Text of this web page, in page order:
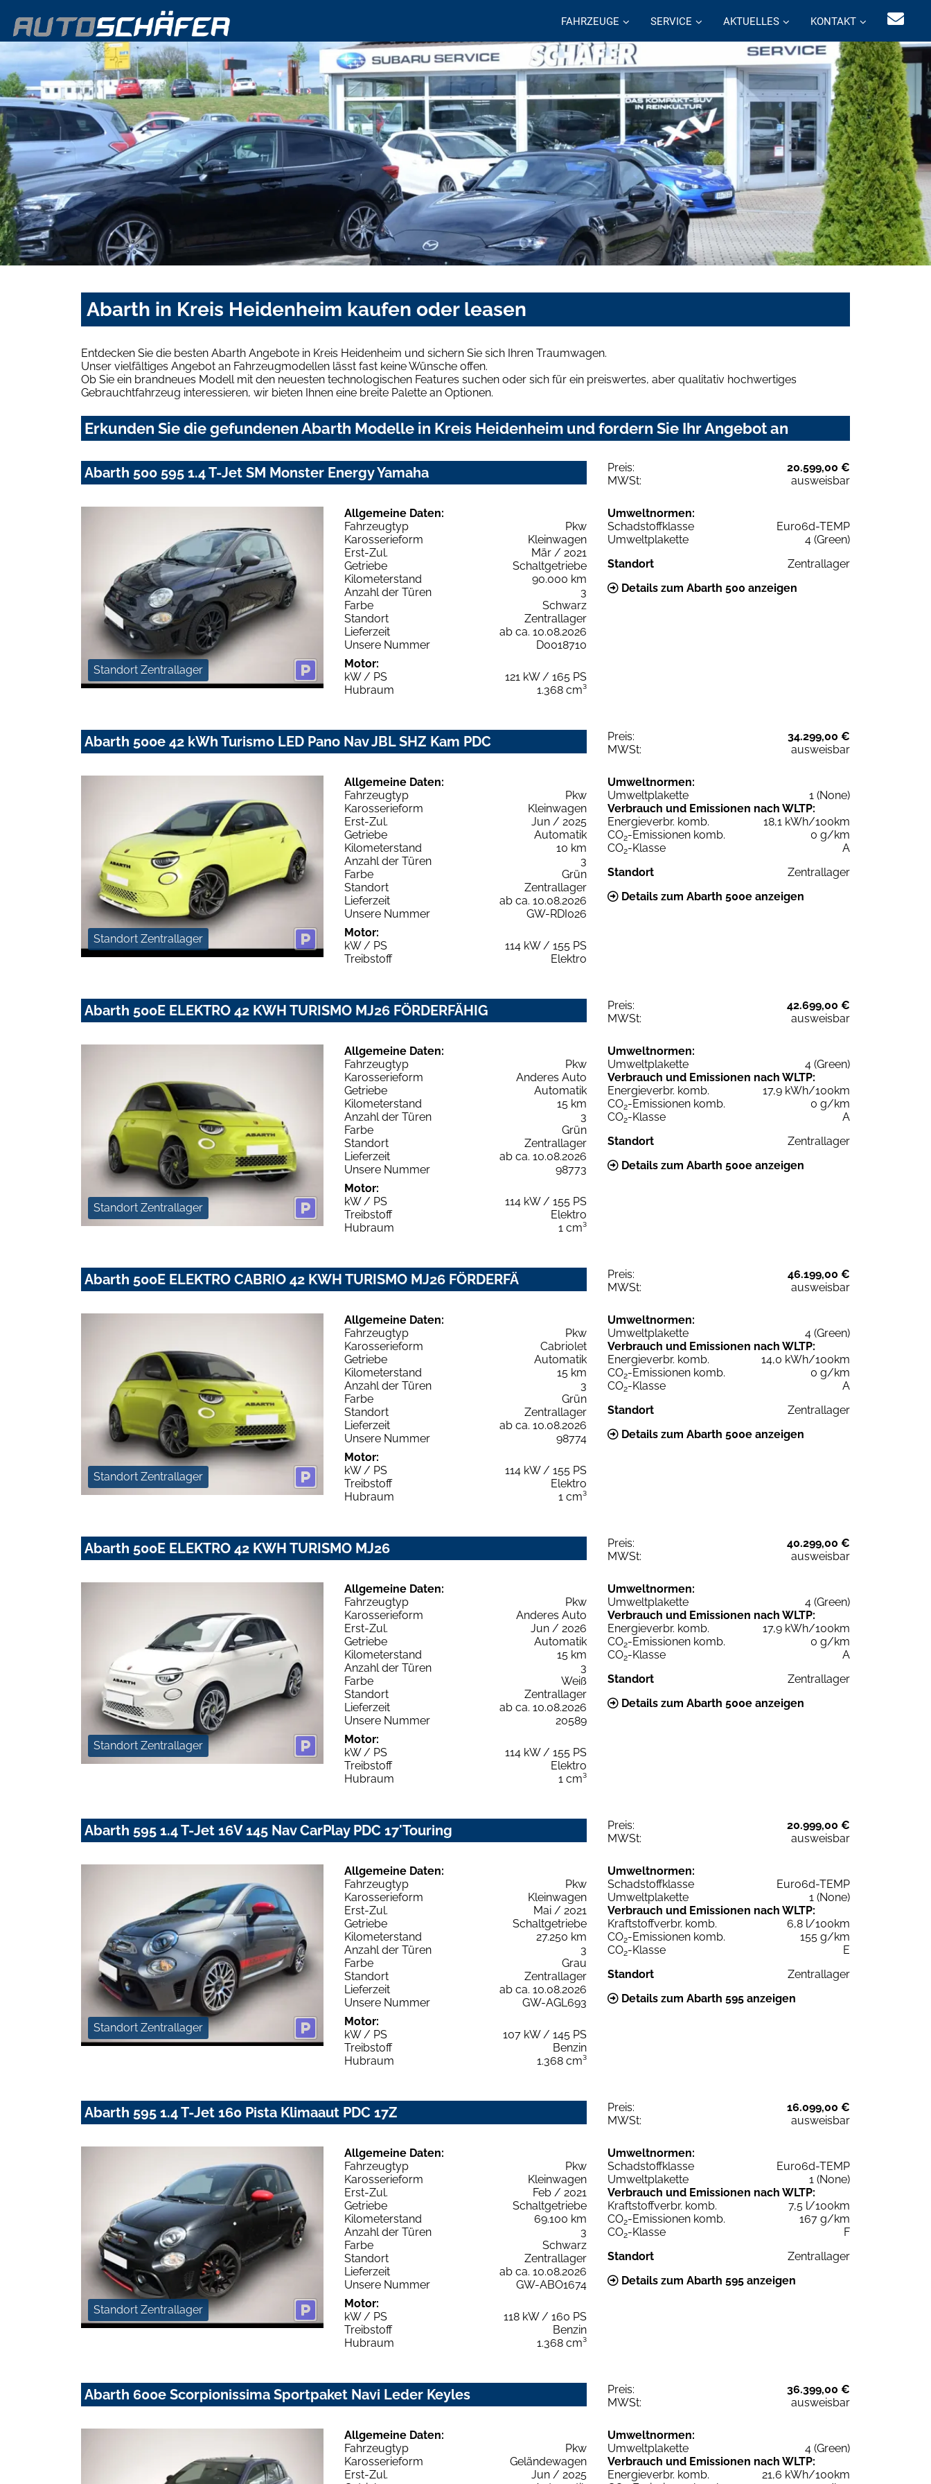
FAHRZEUGE SERVICE AKTUELLES KONTAKT
Abarth in Kreis Heidenheim kaufen oder leasen
Entdecken Sie die besten Abarth Angebote in Kreis Heidenheim und sichern Sie sich Ihren Traumwagen.
Unser vielfältiges Angebot an Fahrzeugmodellen lässt fast keine Wünsche offen.
Ob Sie ein brandneues Modell mit den neuesten technologischen Features suchen oder sich für ein preiswertes, aber qualitativ hochwertiges
Gebrauchtfahrzeug interessieren, wir bieten Ihnen eine breite Palette an Optionen.
Erkunden Sie die gefundenen Abarth Modelle in Kreis Heidenheim und fordern Sie Ihr Angebot an
Abarth 500 595 1.4 T-Jet SM Monster Energy Yamaha Preis:
20.599,00 €
MWSt:
ausweisbar
Standort Zentrallager
Allgemeine Daten:
Fahrzeugtyp
Pkw
Karosserieform
Kleinwagen
Erst-Zul.
Mär / 2021
Getriebe
Schaltgetriebe
Kilometerstand
90.000 km
Anzahl der Türen
3
Farbe
Schwarz
Standort
Zentrallager
Lieferzeit
ab ca. 10.08.2026
Unsere Nummer
D0018710
Motor:
kW / PS
121 kW / 165 PS
Hubraum
1.368 cm³
Umweltnormen:
Schadstoffklasse
Euro6d-TEMP
Umweltplakette
4 (Green)
Standort
Zentrallager
Details zum Abarth 500 anzeigen
Abarth 500e 42 kWh Turismo LED Pano Nav JBL SHZ Kam PDC Preis:
34.299,00 €
MWSt:
ausweisbar
Standort Zentrallager
Allgemeine Daten:
Fahrzeugtyp
Pkw
Karosserieform
Kleinwagen
Erst-Zul.
Jun / 2025
Getriebe
Automatik
Kilometerstand
10 km
Anzahl der Türen
3
Farbe
Grün
Standort
Zentrallager
Lieferzeit
ab ca. 10.08.2026
Unsere Nummer
GW-RDI026
Motor:
kW / PS
114 kW / 155 PS
Treibstoff
Elektro
Umweltnormen:
Umweltplakette
1 (None)
Verbrauch und Emissionen nach WLTP:
Energieverbr. komb.
18,1 kWh/100km
CO2-Emissionen komb.
0 g/km
CO2-Klasse
A
Standort
Zentrallager
Details zum Abarth 500e anzeigen
Abarth 500E ELEKTRO 42 KWH TURISMO MJ26 FÖRDERFÄHIG Preis:
42.699,00 €
MWSt:
ausweisbar
Standort Zentrallager
Allgemeine Daten:
Fahrzeugtyp
Pkw
Karosserieform
Anderes Auto
Getriebe
Automatik
Kilometerstand
15 km
Anzahl der Türen
3
Farbe
Grün
Standort
Zentrallager
Lieferzeit
ab ca. 10.08.2026
Unsere Nummer
98773
Motor:
kW / PS
114 kW / 155 PS
Treibstoff
Elektro
Hubraum
1 cm³
Umweltnormen:
Umweltplakette
4 (Green)
Verbrauch und Emissionen nach WLTP:
Energieverbr. komb.
17,9 kWh/100km
CO2-Emissionen komb.
0 g/km
CO2-Klasse
A
Standort
Zentrallager
Details zum Abarth 500e anzeigen
Abarth 500E ELEKTRO CABRIO 42 KWH TURISMO MJ26 FÖRDERFÄ Preis:
46.199,00 €
MWSt:
ausweisbar
Standort Zentrallager
Allgemeine Daten:
Fahrzeugtyp
Pkw
Karosserieform
Cabriolet
Getriebe
Automatik
Kilometerstand
15 km
Anzahl der Türen
3
Farbe
Grün
Standort
Zentrallager
Lieferzeit
ab ca. 10.08.2026
Unsere Nummer
98774
Motor:
kW / PS
114 kW / 155 PS
Treibstoff
Elektro
Hubraum
1 cm³
Umweltnormen:
Umweltplakette
4 (Green)
Verbrauch und Emissionen nach WLTP:
Energieverbr. komb.
14,0 kWh/100km
CO2-Emissionen komb.
0 g/km
CO2-Klasse
A
Standort
Zentrallager
Details zum Abarth 500e anzeigen
Abarth 500E ELEKTRO 42 KWH TURISMO MJ26 Preis:
40.299,00 €
MWSt:
ausweisbar
Standort Zentrallager
Allgemeine Daten:
Fahrzeugtyp
Pkw
Karosserieform
Anderes Auto
Erst-Zul.
Jun / 2026
Getriebe
Automatik
Kilometerstand
15 km
Anzahl der Türen
3
Farbe
Weiß
Standort
Zentrallager
Lieferzeit
ab ca. 10.08.2026
Unsere Nummer
20589
Motor:
kW / PS
114 kW / 155 PS
Treibstoff
Elektro
Hubraum
1 cm³
Umweltnormen:
Umweltplakette
4 (Green)
Verbrauch und Emissionen nach WLTP:
Energieverbr. komb.
17,9 kWh/100km
CO2-Emissionen komb.
0 g/km
CO2-Klasse
A
Standort
Zentrallager
Details zum Abarth 500e anzeigen
Abarth 595 1.4 T-Jet 16V 145 Nav CarPlay PDC 17'Touring Preis:
20.999,00 €
MWSt:
ausweisbar
Standort Zentrallager
Allgemeine Daten:
Fahrzeugtyp
Pkw
Karosserieform
Kleinwagen
Erst-Zul.
Mai / 2021
Getriebe
Schaltgetriebe
Kilometerstand
27.250 km
Anzahl der Türen
3
Farbe
Grau
Standort
Zentrallager
Lieferzeit
ab ca. 10.08.2026
Unsere Nummer
GW-AGL693
Motor:
kW / PS
107 kW / 145 PS
Treibstoff
Benzin
Hubraum
1.368 cm³
Umweltnormen:
Schadstoffklasse
Euro6d-TEMP
Umweltplakette
1 (None)
Verbrauch und Emissionen nach WLTP:
Kraftstoffverbr. komb.
6,8 l/100km
CO2-Emissionen komb.
155 g/km
CO2-Klasse
E
Standort
Zentrallager
Details zum Abarth 595 anzeigen
Abarth 595 1.4 T-Jet 160 Pista Klimaaut PDC 17Z Preis:
16.099,00 €
MWSt:
ausweisbar
Standort Zentrallager
Allgemeine Daten:
Fahrzeugtyp
Pkw
Karosserieform
Kleinwagen
Erst-Zul.
Feb / 2021
Getriebe
Schaltgetriebe
Kilometerstand
69.100 km
Anzahl der Türen
3
Farbe
Schwarz
Standort
Zentrallager
Lieferzeit
ab ca. 10.08.2026
Unsere Nummer
GW-ABO1674
Motor:
kW / PS
118 kW / 160 PS
Treibstoff
Benzin
Hubraum
1.368 cm³
Umweltnormen:
Schadstoffklasse
Euro6d-TEMP
Umweltplakette
1 (None)
Verbrauch und Emissionen nach WLTP:
Kraftstoffverbr. komb.
7,5 l/100km
CO2-Emissionen komb.
167 g/km
CO2-Klasse
F
Standort
Zentrallager
Details zum Abarth 595 anzeigen
Abarth 600e Scorpionissima Sportpaket Navi Leder Keyles Preis:
36.399,00 €
MWSt:
ausweisbar
Allgemeine Daten:
Fahrzeugtyp
Pkw
Karosserieform
Geländewagen
Erst-Zul.
Jun / 2025
Umweltnormen:
Umweltplakette
4 (Green)
Verbrauch und Emissionen nach WLTP:
Energieverbr. komb.
21,6 kWh/100km